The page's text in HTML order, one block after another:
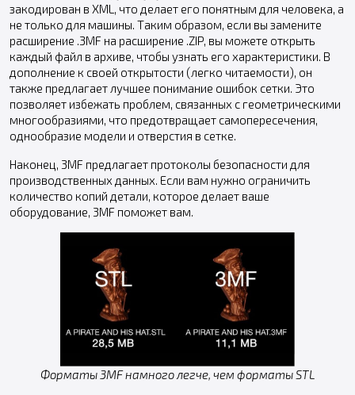
закодирован в XML, что делает его понятным для человека, а
не только для машины. Таким образом, если вы замените
расширение .3MF на расширение .ZIP, вы можете открыть
каждый файл в архиве, чтобы узнать его характеристики. В
дополнение к своей открытости (легко читаемости), он
также предлагает лучшее понимание ошибок сетки. Это
позволяет избежать проблем, связанных с геометрическими
многообразиями, что предотвращает самопересечения,
однообразие модели и отверстия в сетке.
Наконец, 3MF предлагает протоколы безопасности для
производственных данных. Если вам нужно ограничить
количество копий детали, которое делает ваше
оборудование, 3MF поможет вам.
Форматы 3MF намного легче, чем форматы STL